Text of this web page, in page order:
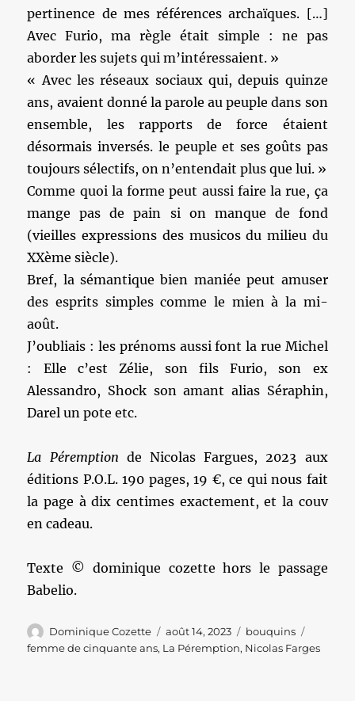
pertinence de mes références archaïques. […]
Avec Furio, ma règle était simple : ne pas
aborder les sujets qui m’intéressaient. »
« Avec les réseaux sociaux qui, depuis quinze
ans, avaient donné la parole au peuple dans son
ensemble, les rapports de force étaient
désormais inversés. le peuple et ses goûts pas
toujours sélectifs, on n’entendait plus que lui. »
Comme quoi la forme peut aussi faire la rue, ça
mange pas de pain si on manque de fond
(vieilles expressions des musicos du milieu du
XXème siècle).
Bref, la sémantique bien maniée peut amuser
des esprits simples comme le mien à la mi-
août.
J’oubliais : les prénoms aussi font la rue Michel
: Elle c’est Zélie, son fils Furio, son ex
Alessandro, Shock son amant alias Séraphin,
Darel un pote etc.
La Péremption de Nicolas Fargues, 2023 aux
éditions P.O.L. 190 pages, 19 €, ce qui nous fait
la page à dix centimes exactement, et la couv
en cadeau.
Texte © dominique cozette hors le passage
Babelio.
Auteur
Dominique Cozette
Publié
le
août 14, 2023 Catégories
bouquins
femme de cinquante ans, La Péremption, Nicolas Farges